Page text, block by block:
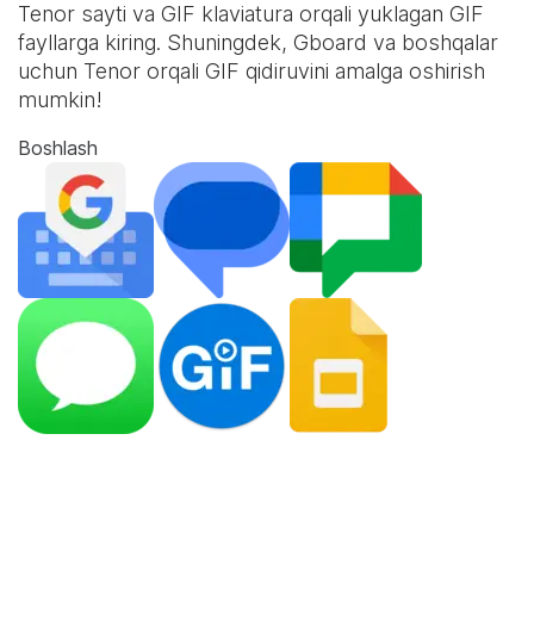
Tenor sayti va GIF klaviatura orqali yuklagan GIF
fayllarga kiring. Shuningdek, Gboard va boshqalar
uchun Tenor orqali GIF qidiruvini amalga oshirish
mumkin!
Boshlash